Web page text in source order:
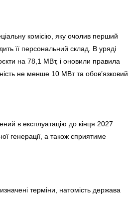
комісію, яку очолив перший
її персональний склад. В уряді
на 78,1 МВт, і оновили правила
не менше 10 МВт та обов’язковий
в експлуатацію до кінця 2027
генерації, а також сприятиме
терміни, натомість держава